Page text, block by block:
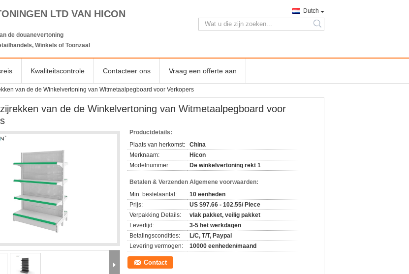
LTD VAN HICON
de douanevertoning
Winkels of Toonzaal
Dutch
search
Kwaliteitscontrole Contacteer ons Vraag een offerte aan
van de de Winkelvertoning van Witmetaalpegboard voor Verkopers
van de de Winkelvertoning van Witmetaalpegboard voor
Productdetails:
Plaats van herkomst:
China
Merknaam:
Hicon
Modelnummer:
De winkelvertoning rekt 1
Betalen & Verzenden Algemene voorwaarden:
Min. bestelaantal:
10 eenheden
Prijs:
US $97.66 - 102.55/ Piece
Verpakking Details:
vlak pakket, veilig pakket
Levertijd:
3-5 het werkdagen
Betalingscondities:
L/C, T/T, Paypal
Levering vermogen:
10000 eenheden/maand
Contact